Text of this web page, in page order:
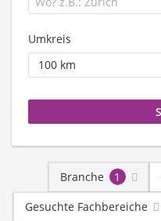
Umkreis
Branche 1
Gesuchte Fachbereiche